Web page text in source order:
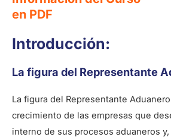
en PDF
Introducción:
La figura del Representante
La figura del Representante
crecimiento de las empresas que
interno de sus procesos aduaneros